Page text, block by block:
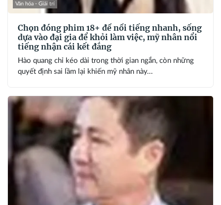
Văn hóa - Giải trí
Chọn đóng phim 18+ để nổi tiếng nhanh, sống
dựa vào đại gia để khỏi làm việc, mỹ nhân nổi
tiếng nhận cái kết đắng
Hào quang chỉ kéo dài trong thời gian ngắn, còn những
quyết định sai lầm lại khiến mỹ nhân này...